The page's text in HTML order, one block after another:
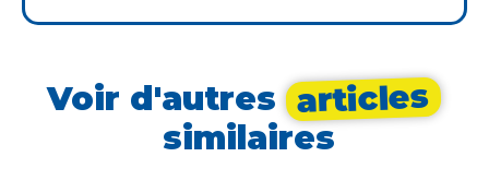
Voir d'autres articles
similaires